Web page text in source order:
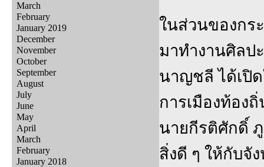
March
February
January 2019
December
November
October
September
August
July
June
May
April
March
February
January 2018
ในส่วนของกร
มาทำงานศิลป
นาญชลี ได้เปิด
การเมืองท้อง
นายกีรติศักดิ์
สิ่งดี ๆ ให้กับจั